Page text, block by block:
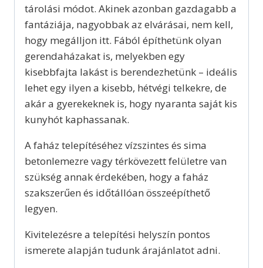
tárolási módot. Akinek azonban gazdagabb a
fantáziája, nagyobbak az elvárásai, nem kell,
hogy megálljon itt. Fából építhetünk olyan
gerendaházakat is, melyekben egy
kisebbfajta lakást is berendezhetünk – ideális
lehet egy ilyen a kisebb, hétvégi telkekre, de
akár a gyerekeknek is, hogy nyaranta saját kis
kunyhót kaphassanak.
A faház telepítéséhez vízszintes és sima
betonlemezre vagy térkövezett felületre van
szükség annak érdekében, hogy a faház
szakszerűen és időtállóan összeépíthető
legyen.
Kivitelezésre a telepítési helyszín pontos
ismerete alapján tudunk árajánlatot adni.